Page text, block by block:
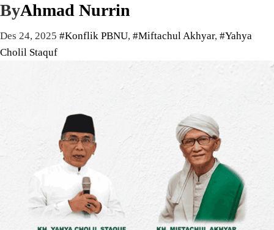
ByAhmad Nurrin
Des 24, 2025 #Konflik PBNU, #Miftachul Akhyar, #Yahya
Cholil Staquf